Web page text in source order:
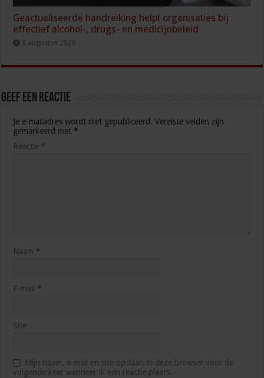
Geactualiseerde handreiking helpt organisaties bij
effectief alcohol-, drugs- en medicijnbeleid
8 augustus 2026
Geef een reactie
Je e-mailadres wordt niet gepubliceerd. Vereiste velden zijn
gemarkeerd met *
Reactie *
Naam *
E-mail *
Site
Mijn naam, e-mail en site opslaan in deze browser voor de
volgende keer wanneer ik een reactie plaats.